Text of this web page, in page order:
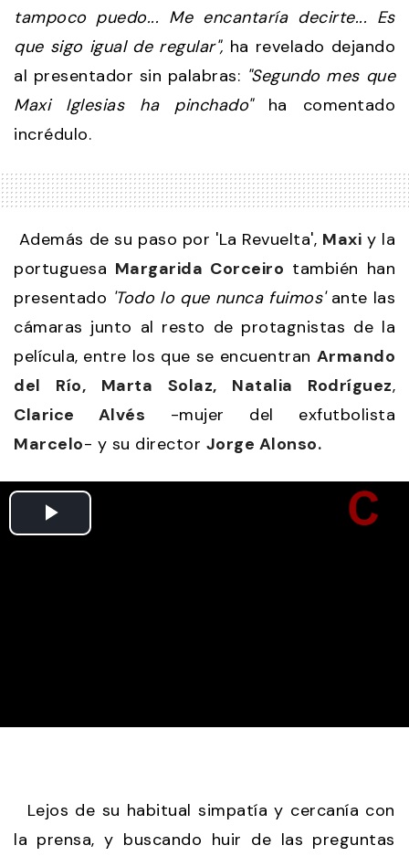
tampoco puedo... Me encantaría decirte... Es
que sigo igual de regular", ha revelado dejando
al presentador sin palabras: "Segundo mes que
Maxi Iglesias ha pinchado"ha comentado
incrédulo.
Además de su paso por 'La Revuelta', Maxi y la
portuguesa Margarida Corceiro también han
presentado 'Todo lo que nunca fuimos'ante las
cámaras junto al resto de protagnistas de la
película, entre los que se encuentran Armando
del Río, Marta Solaz, Natalia Rodríguez,
Clarice Alvés -mujer del exfutbolista
Marcelo- y su director Jorge Alonso.
Lejos de su habitual simpatía y cercanía con
la prensa, y buscando huir de las preguntas